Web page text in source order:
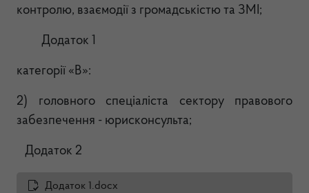
контролю, взаємодії з громадськістю та ЗМІ;
Додаток 1
категорії «В»:
2) головного спеціаліста сектору правового
забезпечення - юрисконсульта;
Додаток 2
Додаток 1.docx